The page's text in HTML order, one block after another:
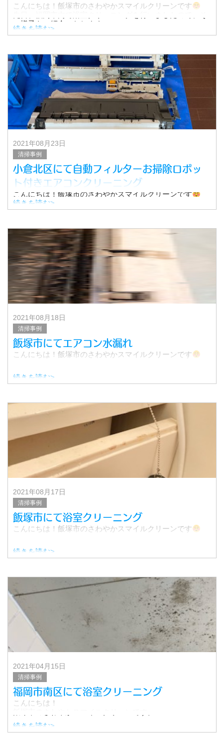
こんにちは！飯塚市のさわやかスマイルクリーンです
の様子をご紹介いたします。
続きを読む>
2021年08月23日
清掃事例
小倉北区にて自動フィルターお掃除ロボッ
ト付きエアコンクリーニング
こんにちは！飯塚市のさわやかスマイルクリーンです
小倉北区で自動フィルターお掃除ロボット付きのエアコン
▼費用
自動フィルターお掃除ロボット付き
続きを読む>
2021年08月18日
清掃事例
飯塚市にてエアコン水漏れ
こんにちは！飯塚市のさわやかスマイルクリーンです
クリーニング前にエアコンの結露
続きを読む>
2021年08月17日
清掃事例
飯塚市にて浴室クリーニング
こんにちは！飯塚市のさわやかスマイルクリーンです
まずは作業前をご覧ください。
★
続きを読む>
2021年04月15日
清掃事例
福岡市南区にて浴室クリーニング
こんにちは！
今回は、福岡市南区のお客様よりご依頼をいただき
続きを読む>